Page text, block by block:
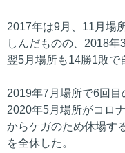
2017年は9月、11月場
しんだものの、2018年
翌5月場所も14勝1敗で
2019年7月場所で6回目
2020年5月場所がコロ
からケガのため休場す
を全休した。